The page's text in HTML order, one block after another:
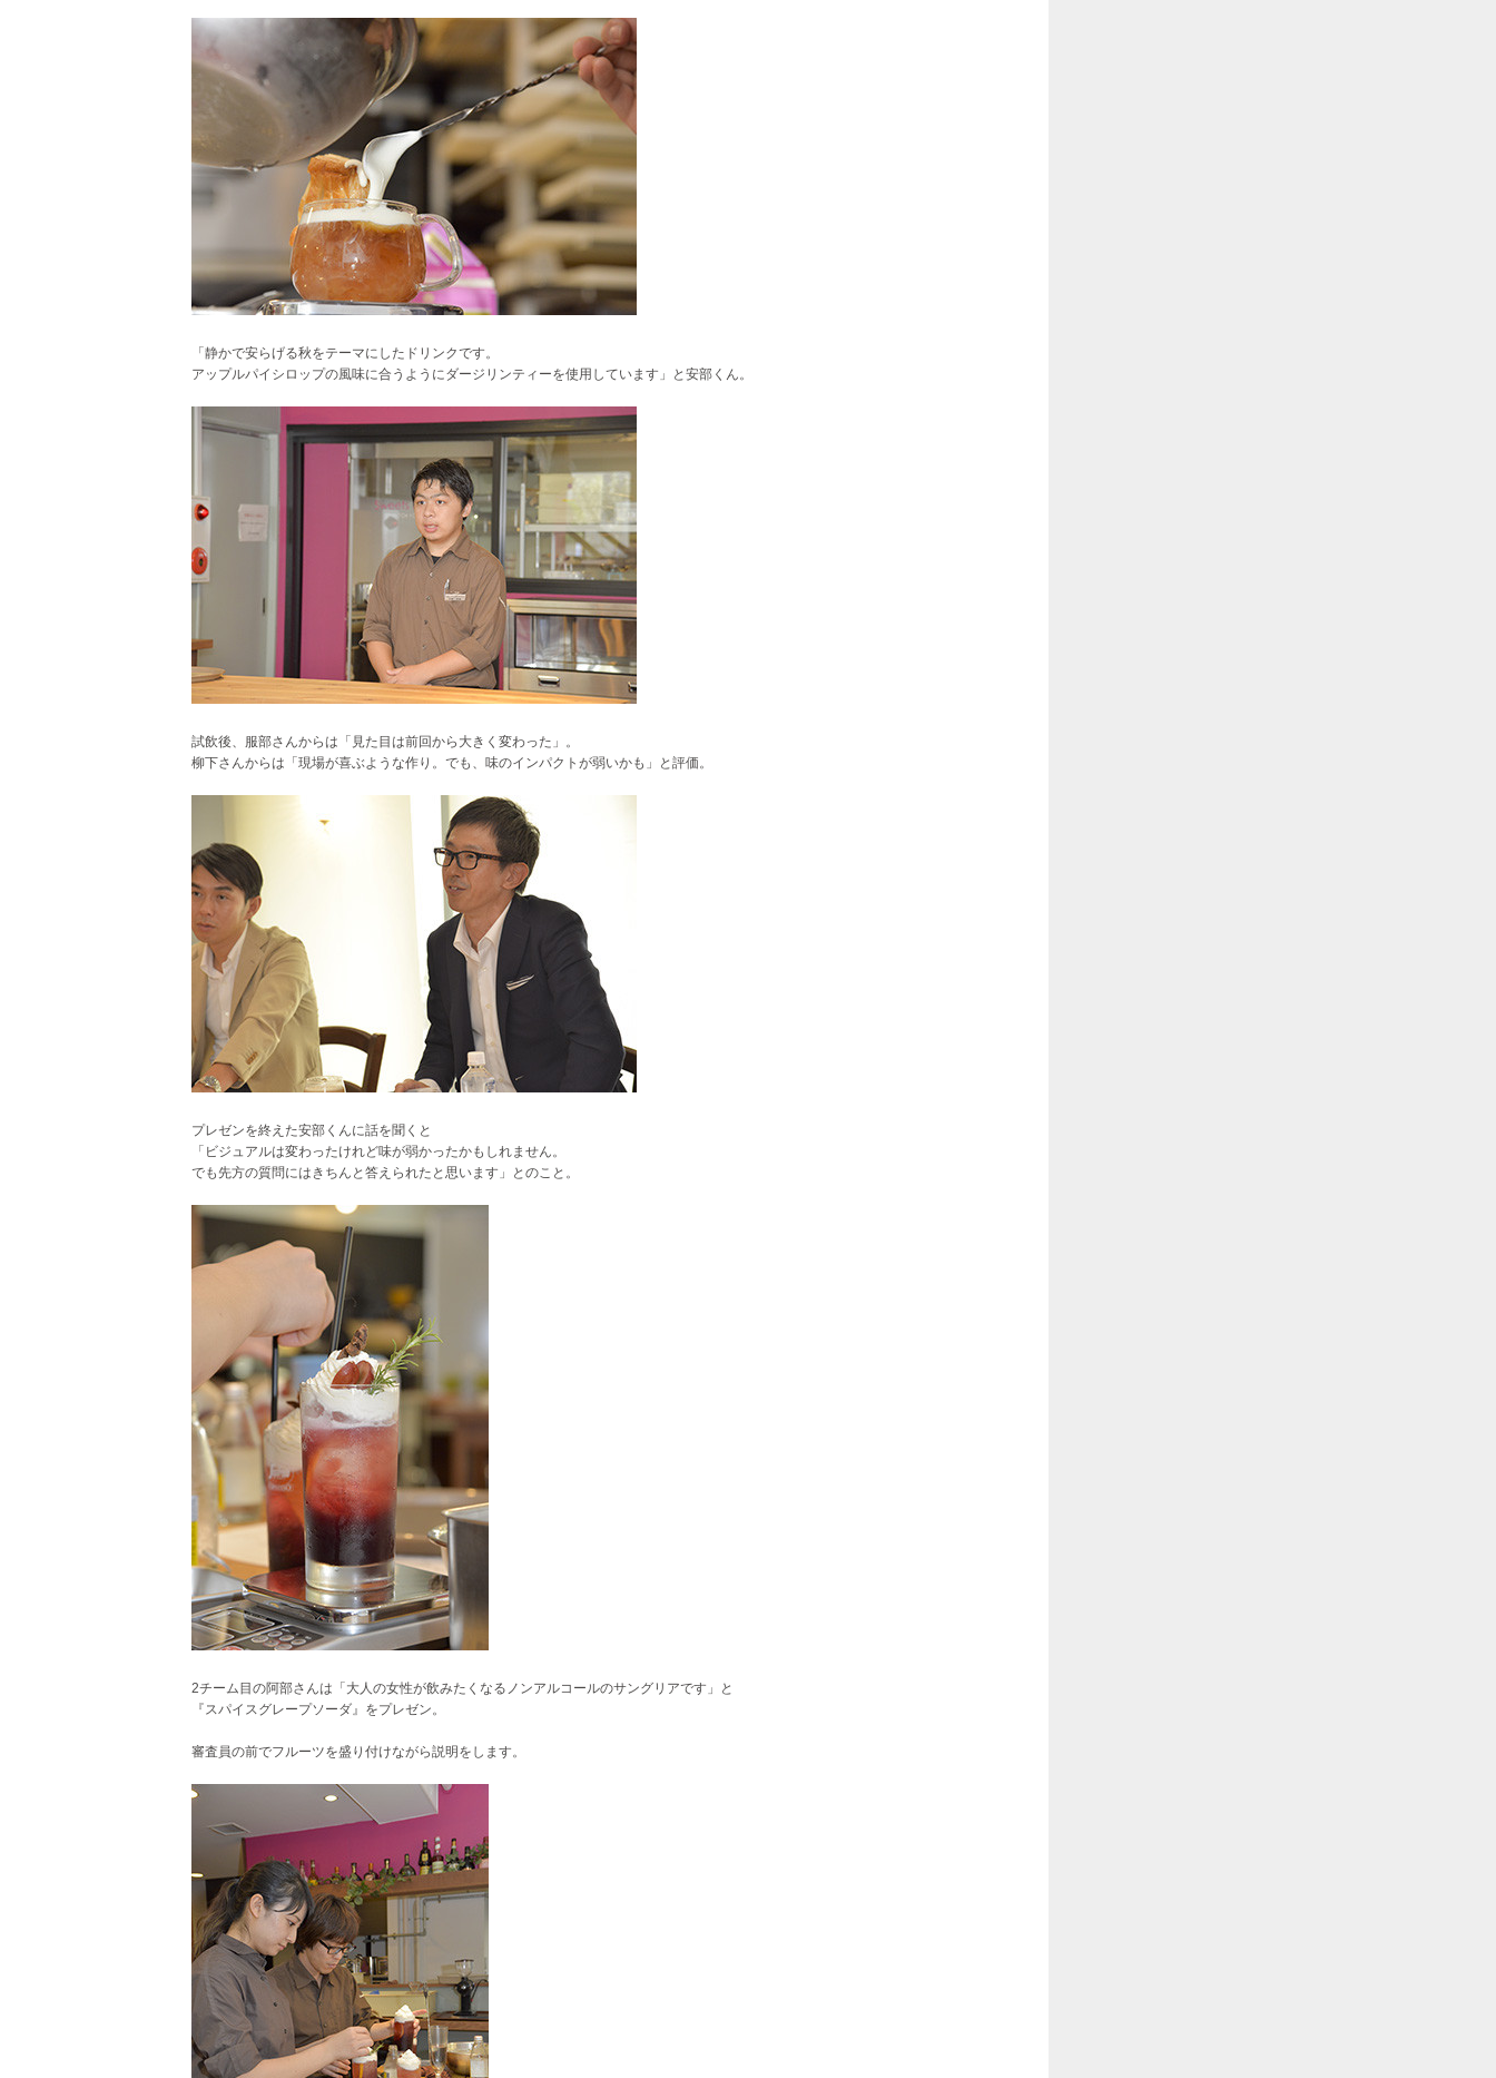
「静かで安らげる秋をテーマにしたドリンクです。
アップルパイシロップの風味に合うようにダージリンティーを使用しています」と安部くん。
試飲後、服部さんからは「見た目は前回から大きく変わった」。
柳下さんからは「現場が喜ぶような作り。でも、味のインパクトが弱いかも」と評価。
プレゼンを終えた安部くんに話を聞くと
「ビジュアルは変わったけれど味が弱かったかもしれません。
でも先方の質問にはきちんと答えられたと思います」とのこと。
2チーム目の阿部さんは「大人の女性が飲みたくなるノンアルコールのサングリアです」と
『スパイスグレープソーダ』をプレゼン。
審査員の前でフルーツを盛り付けながら説明をします。